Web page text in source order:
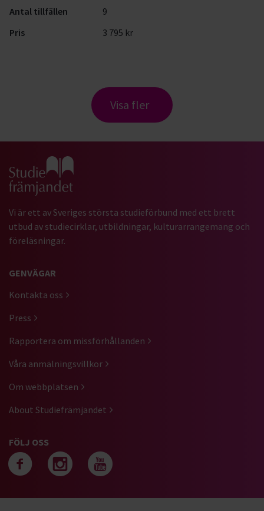
Antal tillfällen
9
Pris
3 795 kr
Visa fler
Gå till studiefrämjandets startsida
Vi är ett av Sveriges största studieförbund med ett brett
utbud av studiecirklar, utbildningar, kulturarrangemang och
föreläsningar.
GENVÄGAR
Kontakta oss
Press
Rapportera om missförhållanden
Våra anmälningsvillkor
Om webbplatsen
About Studiefrämjandet
FÖLJ OSS
Följ oss på facebook
Följ oss på
Följ oss på